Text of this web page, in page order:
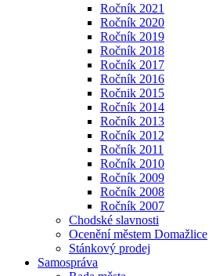
Ročník 2021
Ročník 2020
Ročník 2019
Ročník 2018
Ročník 2017
Ročník 2016
Ročnik 2015
Ročník 2014
Ročník 2013
Ročník 2012
Ročník 2011
Ročník 2010
Ročník 2009
Ročník 2008
Ročník 2007
Chodské slavnosti
Ocenění městem Domažlice
Stánkový prodej
Samospráva